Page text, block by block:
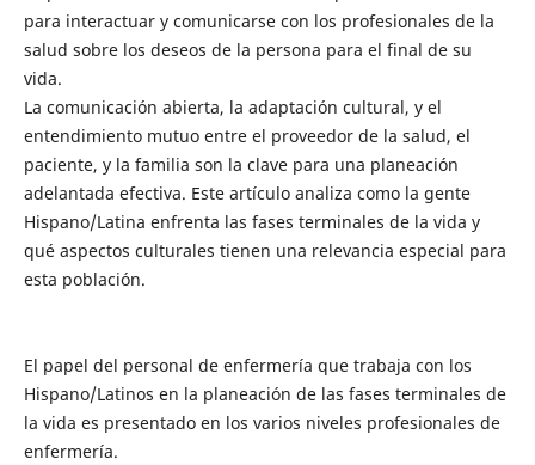
para interactuar y comunicarse con los profesionales de la
salud sobre los deseos de la persona para el final de su
vida.
La comunicación abierta, la adaptación cultural, y el
entendimiento mutuo entre el proveedor de la salud, el
paciente, y la familia son la clave para una planeación
adelantada efectiva. Este artículo analiza como la gente
Hispano/Latina enfrenta las fases terminales de la vida y
qué aspectos culturales tienen una relevancia especial para
esta población.
El papel del personal de enfermería que trabaja con los
Hispano/Latinos en la planeación de las fases terminales de
la vida es presentado en los varios niveles profesionales de
enfermería.